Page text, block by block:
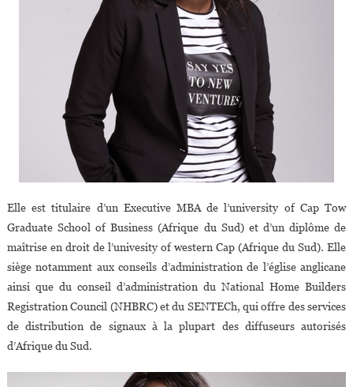
Elle est titulaire d’un Executive MBA de l’university of Cap Tow
Graduate School of Business (Afrique du Sud) et d’un diplôme de
maîtrise en droit de l’univesity of western Cap (Afrique du Sud). Elle
siège notamment aux conseils d’administration de l’église anglicane
ainsi que du conseil d’administration du National Home Builders
Registration Council (NHBRC) et du SENTECh, qui offre des services
de distribution de signaux à la plupart des diffuseurs autorisés
d’Afrique du Sud.